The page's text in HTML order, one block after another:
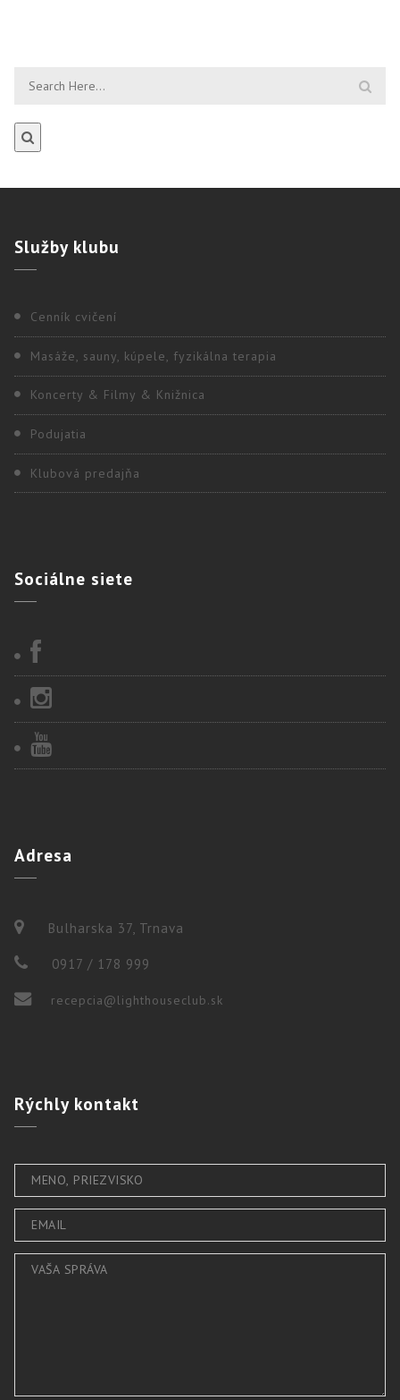
Službyklubu
Cenník cvičení
Masáže, sauny, kúpele, fyzikálna terapia
Koncerty & Filmy & Knižnica
Podujatia
Klubová predajňa
Sociálne siete
Adresa
Bulharska 37, Trnava
0917 / 178 999
recepcia@lighthouseclub.sk
Rýchlykontakt